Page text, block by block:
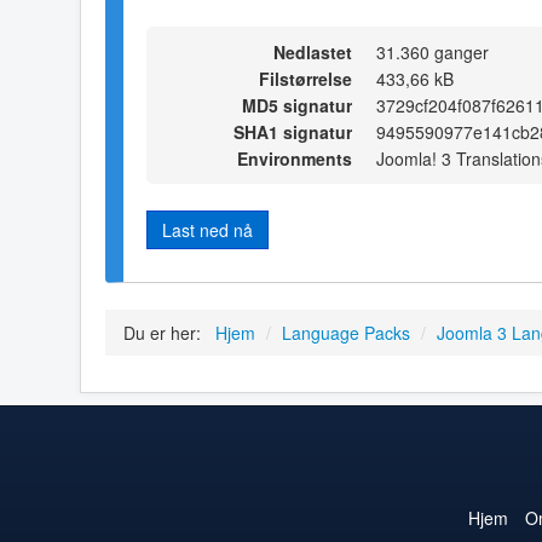
Nedlastet
31.360 ganger
Filstørrelse
433,66 kB
MD5 signatur
SHA1 signatur
Environments
Joomla! 3
Last ned nå
Du er her: Hjem / Language Packs / Joomla 3
Hjem